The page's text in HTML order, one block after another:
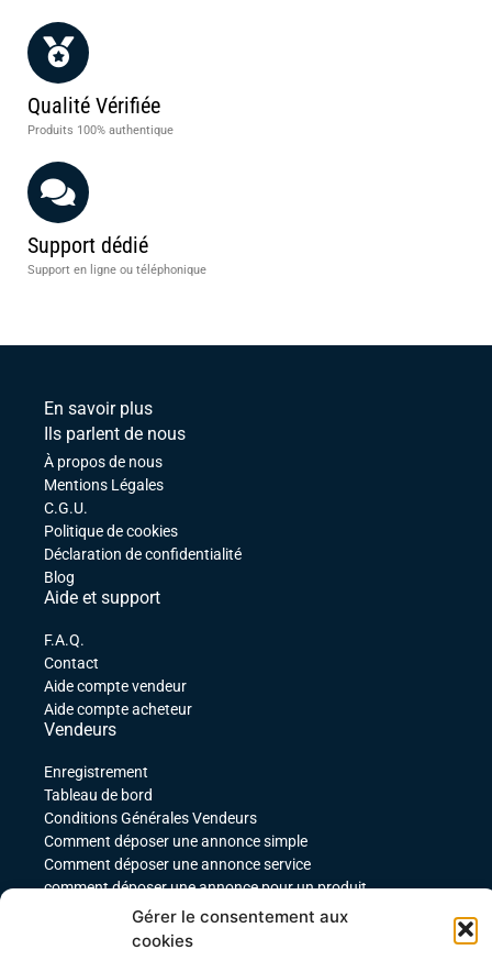
Gérer le consentement aux
cookies
Qualité Vérifiée
Produits 100% authentique
Support dédié
Support en ligne ou téléphonique
En savoir plus
Ils parlent de nous
À propos de nous
Mentions Légales
C.G.U.
Politique de cookies
Déclaration de confidentialité
Blog
Aide et support
F.A.Q.
Contact
Aide compte vendeur
Aide compte acheteur
Vendeurs
Enregistrement
Tableau de bord
Conditions Générales Vendeurs
Comment déposer une annonce simple
Comment déposer une annonce service
comment déposer une annonce pour un produit
téléchargeable
Déposer une annonce avec des variables